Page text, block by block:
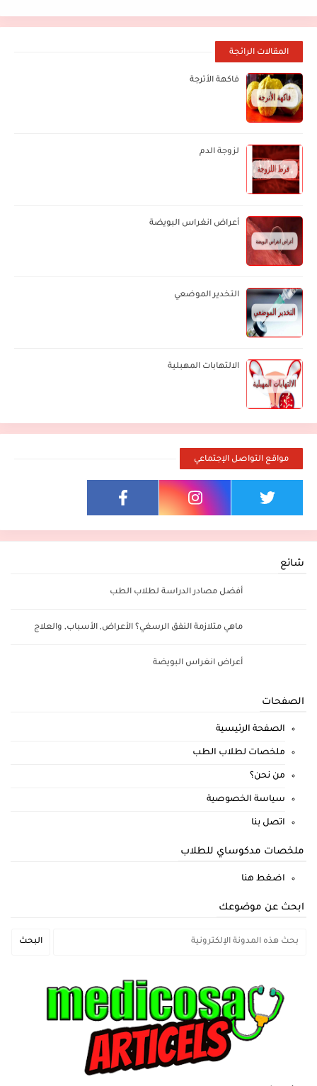
المقالات الرائجة
فاكهة الأترجة
لزوجة الدم
أعراض انغراس البويضة
التخدير الموضعي
الالتهابات المهبلية
مواقع التواصل الإجتماعي
شائع
أفضل مصادر الدراسة لطلاب الطب
ماهي متلازمة النفق الرسغي؟ الأعراض, الأسباب, والعلاج
أعراض انغراس البويضة
الصفحات
الصفحة الرئيسية
ملخصات لطلاب الطب
من نحن؟
سياسة الخصوصية
اتصل بنا
ملخصات مدكوساي للطلاب
اضغط هنا
ابحث عن موضوعك